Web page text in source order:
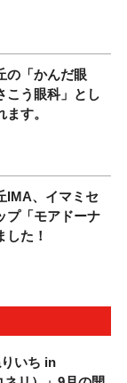
の「かんだ眼
こう眼科」とし
す。
IMA、イマミセ
プ「モアドーナ
した！
りいち in